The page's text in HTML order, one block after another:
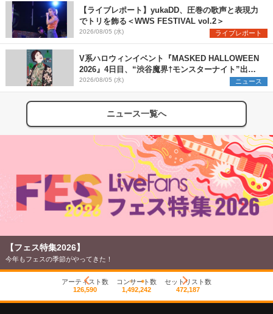
間
【ライブレポート】yukaDD、圧巻の歌声と表現力
でトリを飾る＜WWS FESTIVAL vol.2＞
2026/08/05 (水) ライブレポート
V系ハロウィンイベント『MASKED HALLOWEEN
2026』4日目、“渋谷魔界†モンスターナイト”出演6
組を発表
2026/08/05 (水) ニュース
ニュース一覧へ
【フェス特集2026】
今年もフェスの季節がやってきた！
アーティスト数
126,590
コンサート数
1,492,242
セットリスト数
472,187